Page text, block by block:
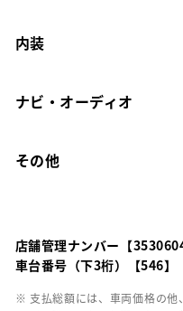
内装
ナビ・オーディオ
その他
店舗管理ナンバー【
車台番号（下3桁）【546】
※ 支払総額には、車両価格の他